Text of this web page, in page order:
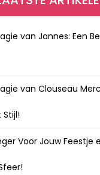
van Jannes: Een
van Clouseau
Voor Jouw Feestje